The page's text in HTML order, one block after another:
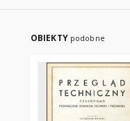
OBIEKTY podobne